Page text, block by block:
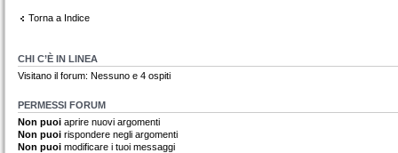
Torna a Indice
CHI C’È IN LINEA
Visitano il forum: Nessuno e 4 ospiti
PERMESSI FORUM
Non puoi aprire nuovi argomenti
Non puoi rispondere negli argomenti
Non puoi modificare i tuoi messaggi